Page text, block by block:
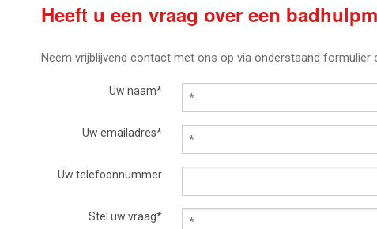
Heeft u een vraag over een
Neem vrijblijvend contact met ons op via onderstaand formulier
Uw naam*
Uw emailadres*
Uw telefoonnummer
Stel uw vraag*